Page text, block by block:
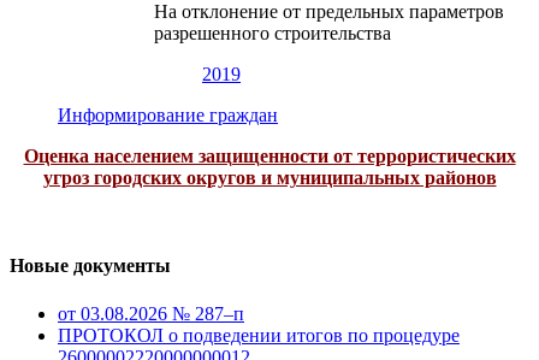
На отклонение от предельных параметров
разрешенного строительства
2019
Информирование граждан
Оценка населением защищенности от террористических
угроз городских округов и муниципальных районов
Новые документы
от 03.08.2026 № 287–п
ПРОТОКОЛ о подведении итогов по процедуре